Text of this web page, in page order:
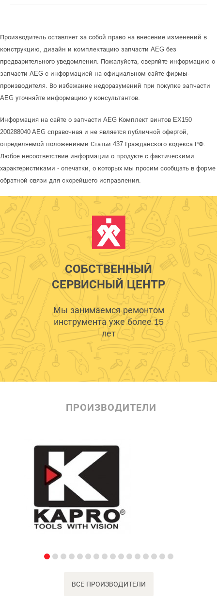
Производитель оставляет за собой право на внесение изменений в
конструкцию, дизайн и комплектацию запчасти AEG без
предварительного уведомления. Пожалуйста, сверяйте информацию о
запчасти AEG с информацией на официальном сайте фирмы-
производителя. Во избежание недоразумений при покупке запчасти
AEG уточняйте информацию у консультантов.
Информация на сайте о запчасти AEG Комплект винтов EX150
200288040 AEG справочная и не является публичной офертой,
определяемой положениями Статьи 437 Гражданского кодекса РФ.
Любое несоответствие информации о продукте с фактическими
характеристиками - опечатки, о которых мы просим сообщать в форме
обратной связи для скорейшего исправления.
СОБСТВЕННЫЙ
СЕРВИСНЫЙ ЦЕНТР
Мы занимаемся ремонтом
инструмента уже более 15
лет
ПРОИЗВОДИТЕЛИ
ВСЕ ПРОИЗВОДИТЕЛИ